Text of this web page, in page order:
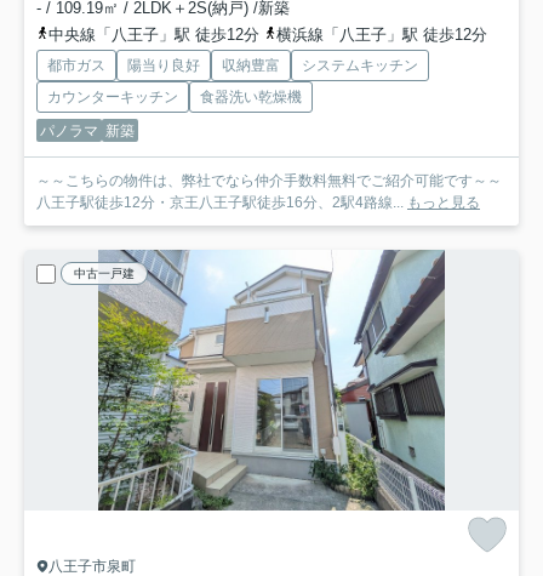
- / 109.19㎡ / 2LDK＋2S(納戸) /新築
中央線「八王子」駅 徒歩12分
横浜線「八王子」駅 徒歩12分
都市ガス 陽当り良好 収納豊富
システムキッチン
カウンターキッチン
食器洗い乾燥機
パノラマ 新築
～～こちらの物件は、弊社でなら仲介手数料無料でご紹介可能です～～
八王子駅徒歩12分・京王八王子駅徒歩16分、2駅4路線...
もっと見る
中古一戸建
八王子市泉町